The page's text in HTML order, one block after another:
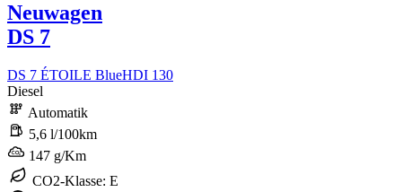
Neuwagen
DS 7
DS 7 ÉTOILE BlueHDI 130
Diesel
Automatik
5,6 l/100km
147 g/Km
CO2-Klasse: E